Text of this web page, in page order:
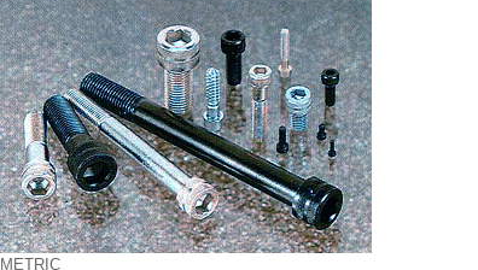
METRIC